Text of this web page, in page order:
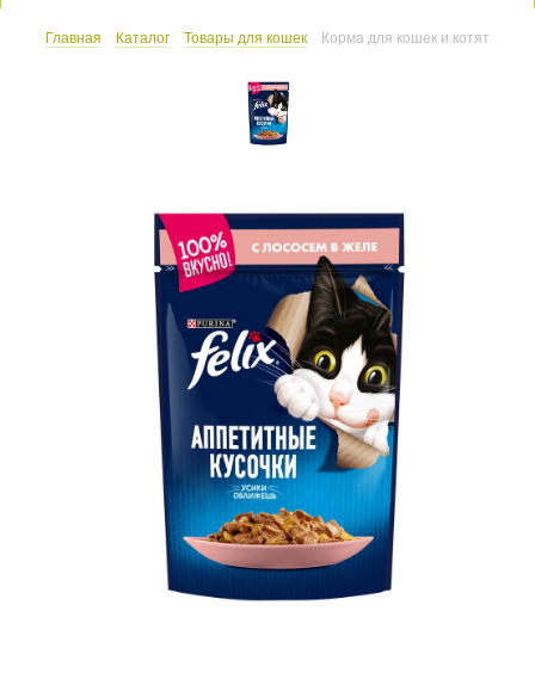
Главная Каталог Товары для кошек Корма для кошек и котят